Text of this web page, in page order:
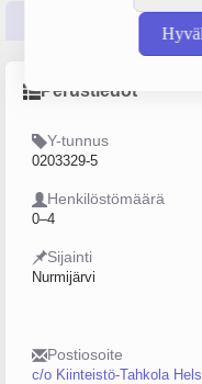
Perustiedot
Y-tunnus
0203329-5
Henkilöstömäärä
0–4
Sijainti
Nurmijärvi
Postiosoite
c/o Kiinteistö-Tahkola